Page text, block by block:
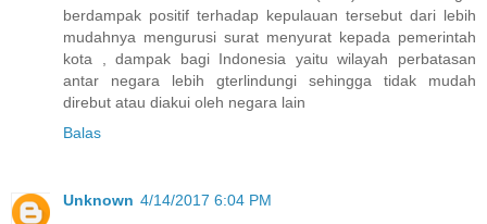
berdampak positif terhadap kepulauan tersebut dari lebih
mudahnya mengurusi surat menyurat kepada pemerintah
kota , dampak bagi Indonesia yaitu wilayah perbatasan
antar negara lebih gterlindungi sehingga tidak mudah
direbut atau diakui oleh negara lain
Balas
Unknown 4/14/2017 6:04 PM